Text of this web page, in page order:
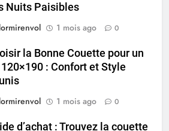
Nuits Paisibles
1 mois ago 0
la Bonne Couette pour un
: Confort et Style
1 mois ago 0
d’achat : Trouvez la couette